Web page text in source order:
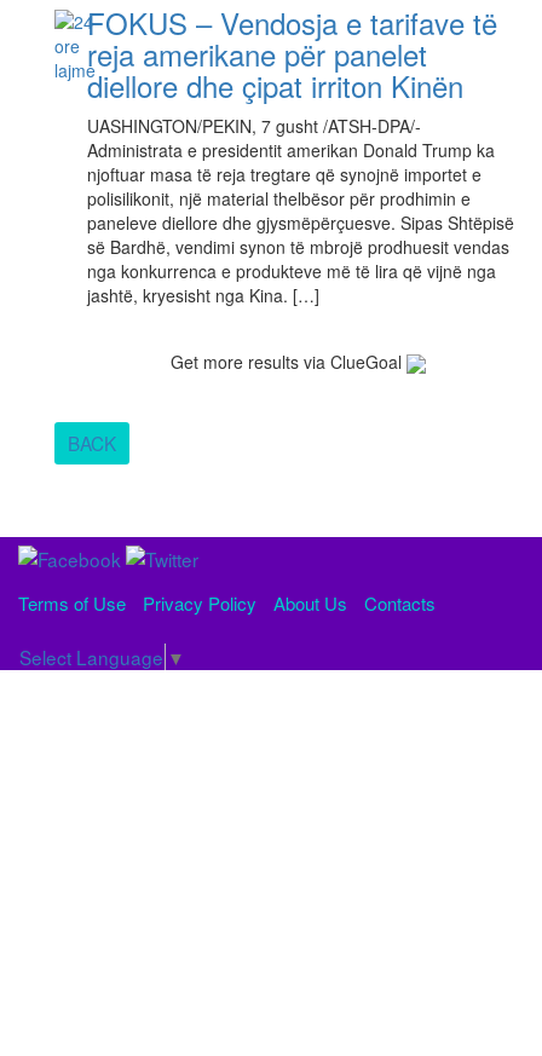
FOKUS – Vendosja e tarifave të
reja amerikane për panelet
diellore dhe çipat irriton Kinën
UASHINGTON/PEKIN, 7 gusht /ATSH-DPA/-
Administrata e presidentit amerikan Donald Trump ka
njoftuar masa të reja tregtare që synojnë importet e
polisilikonit, një material thelbësor për prodhimin e
paneleve diellore dhe gjysmëpërçuesve. Sipas Shtëpisë
së Bardhë, vendimi synon të mbrojë prodhuesit vendas
nga konkurrenca e produkteve më të lira që vijnë nga
jashtë, kryesisht nga Kina. […]
Get more results via ClueGoal
BACK
Terms of Use Privacy Policy About Us Contacts
Select Language ▼